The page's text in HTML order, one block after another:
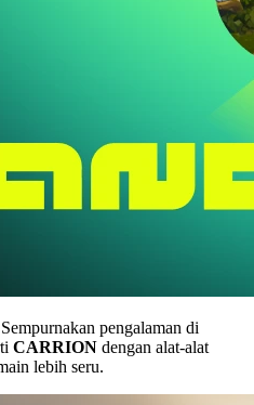
Sempurnakan pengalaman di
CARRION dengan alat-alat
lebih seru.